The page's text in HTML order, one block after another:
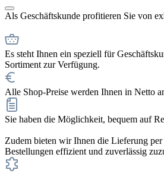
Als Geschäftskunde profitieren Sie von
Es steht Ihnen ein speziell für
Sortiment zur Verfügung.
Alle Shop-Preise werden Ihnen in Netto
Sie haben die Möglichkeit, bequem auf
Zudem bieten wir Ihnen die Lieferung
Bestellungen effizient und zuverlässig